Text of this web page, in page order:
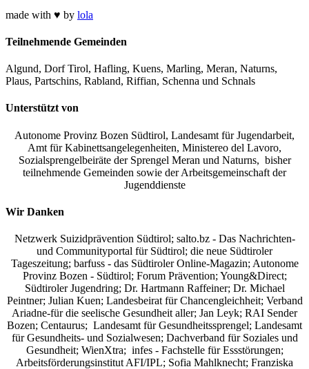
made with ♥ by lola
Teilnehmende Gemeinden
Algund, Dorf Tirol, Hafling, Kuens, Marling, Meran, Naturns,
Plaus, Partschins, Rabland, Riffian, Schenna und Schnals
Unterstützt von
Autonome Provinz Bozen Südtirol, Landesamt für Jugendarbeit,
Amt für Kabinettsangelegenheiten, Ministereo del Lavoro,
Sozialsprengelbeiräte der Sprengel Meran und Naturns, bisher
teilnehmende Gemeinden sowie der Arbeitsgemeinschaft der
Jugenddienste
Wir Danken
Netzwerk Suizidprävention Südtirol; salto.bz - Das Nachrichten-
und Communityportal für Südtirol; die neue Südtiroler
Tageszeitung; barfuss - das Südtiroler Online-Magazin; Autonome
Provinz Bozen - Südtirol; Forum Prävention; Young&Direct;
Südtiroler Jugendring; Dr. Hartmann Raffeiner; Dr. Michael
Peintner; Julian Kuen; Landesbeirat für Chancengleichheit; Verband
Ariadne-für die seelische Gesundheit aller; Jan Leyk; RAI Sender
Bozen; Centaurus; Landesamt für Gesundheitssprengel; Landesamt
für Gesundheits- und Sozialwesen; Dachverband für Soziales und
Gesundheit; WienXtra; infes - Fachstelle für Essstörungen;
Arbeitsförderungsinstitut AFI/IPL; Sofia Mahlknecht; Franziska